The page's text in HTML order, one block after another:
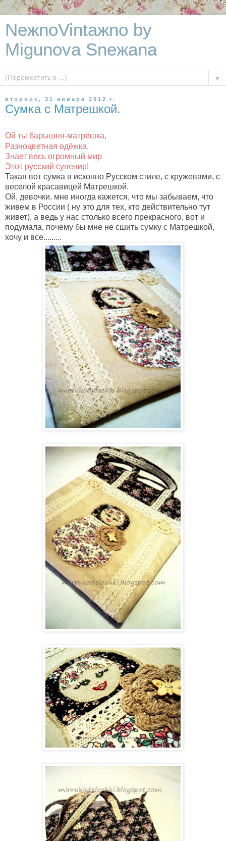
NeжnoVintaжno by
Migunova Sneжana
▼
вторник, 31 января 2012 г.
Сумка с Матрешкой.
Ой ты барышня-матрёшка,
Разноцветная одёжка,
Знает весь огромный мир
Этот русский сувенир!
Такая вот сумка в исконно Русском стиле, с кружевами, с
веселой красавицей Матрешкой.
Ой, девочки, мне иногда кажется, что мы забываем, что
живем в России ( ну это для тех, кто действительно тут
живет), а ведь у нас столько всего прекрасного, вот и
подумала, почему бы мне не сшить сумку с Матрешкой,
хочу и все.........